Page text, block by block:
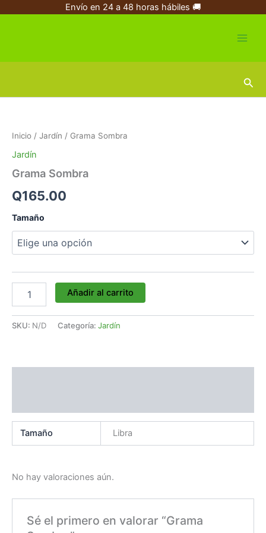
Envío en 24 a 48 horas hábiles 🚚
Inicio / Jardín / Grama Sombra
Jardín
Grama Sombra
Q165.00
Tamaño
Añadir al carrito
SKU: N/D Categoría: Jardín
Tamaño Libra
No hay valoraciones aún.
Sé el primero en valorar “Grama